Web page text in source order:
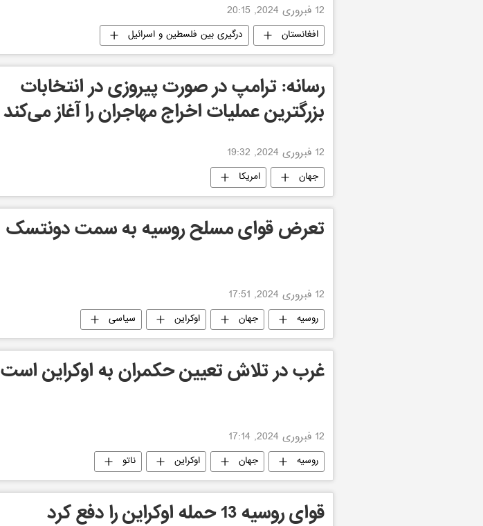
12 فبروری 2024, 20:15
افغانستان درگیری بین فلسطین و اسرائیل
رسانه: ترامپ در صورت پیروزی در انتخابات
بزرگترین عملیات اخراج مهاجران را آغاز می‌کند
12 فبروری 2024, 19:32
جهان امریکا
تعرض قوای مسلح روسیه به سمت دونتسک
12 فبروری 2024, 17:51
روسیه جهان اوکراین سیاسی
غرب در تلاش تعیین حکمران به اوکراین است
12 فبروری 2024, 17:14
روسیه جهان اوکراین ناتو
قوای روسیه 13 حمله اوکراین را دفع کرد